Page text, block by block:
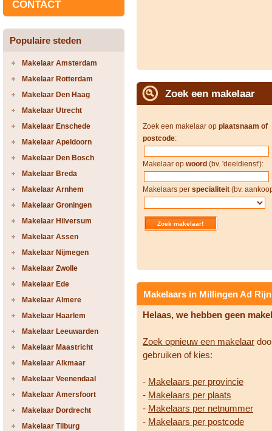
CONTACT
Populaire steden
Makelaar Amsterdam
Makelaar Rotterdam
Makelaar Den Haag
Makelaar Utrecht
Makelaar Enschede
Makelaar Apeldoorn
Makelaar Den Bosch
Makelaar Breda
Makelaar Arnhem
Makelaar Groningen
Makelaar Hilversum
Makelaar Assen
Makelaar Nijmegen
Makelaar Zwolle
Makelaar Ede
Makelaar Almere
Makelaar Haarlem
Makelaar Leeuwarden
Makelaar Maastricht
Makelaar Alkmaar
Makelaar Veenendaal
Makelaar Amersfoort
Makelaar Dordrecht
Makelaar Tilburg
Zoek een makelaar
Zoek een makelaar op plaatsnaam of
postcode:
Makelaar op woord (bv. 'deeldienst'):
Makelaars per specialiteit (bv.
Makelaars in Millingen Ad Rijn
Helaas, we hebben geen
Zoek opnieuw een makelaar
gebruiken of kies:
- Makelaars per provincie
- Makelaars per plaats
- Makelaars per netnummer
- Makelaars per postcode